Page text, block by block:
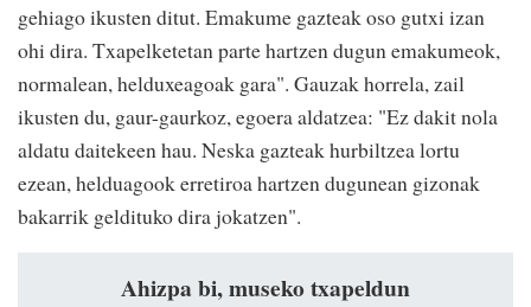
gehiago ikusten ditut. Emakume gazteak oso gutxi izan
ohi dira. Txapelketetan parte hartzen dugun emakumeok,
normalean, helduxeagoak gara". Gauzak horrela, zail
ikusten du, gaur-gaurkoz, egoera aldatzea: "Ez dakit nola
aldatu daitekeen hau. Neska gazteak hurbiltzea lortu
ezean, helduagook erretiroa hartzen dugunean gizonak
bakarrik geldituko dira jokatzen".
Ahizpa bi, museko txapeldun